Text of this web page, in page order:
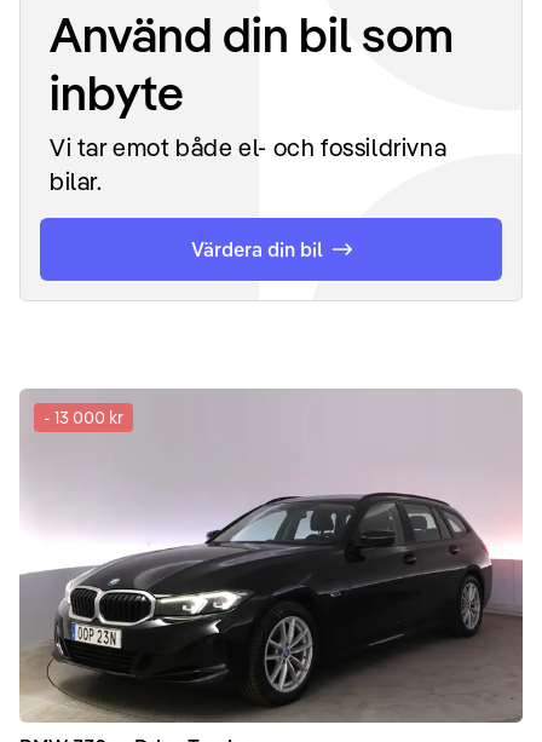
- 13 000 kr
Använd din bil som
inbyte
Vi tar emot både el- och fossildrivna
bilar.
Värdera din bil